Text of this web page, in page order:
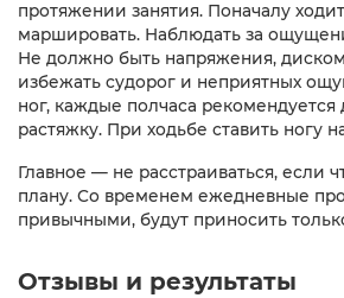
протяжении занятия. Поначалу
маршировать. Наблюдать за
Не должно быть напряжения,
избежать судорог и неприятных
ног, каждые полчаса рекомендуется
растяжку. При ходьбе ставить ногу
Главное — не расстраиваться, если
плану. Со временем ежедневные
привычными, будут приносить
Отзывы и результаты